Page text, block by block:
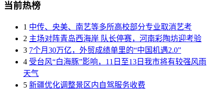
当前热榜
1 中传、央美、南艺等多所高校部分专业取消艺考
2 主场对阵青岛西海岸 队长停赛，河南彩陶坊迎考验
3 7个月30万亿，外贸成绩单里的“中国机遇2.0”
4 受台风“白海豚”影响，11日至13日我市将有较强风雨
天气
5 新疆优化调整景区内自驾服务收费